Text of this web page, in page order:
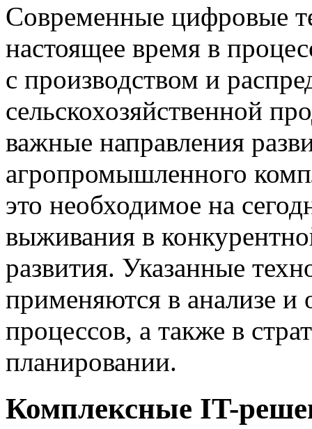
Современные цифровые
настоящее время в
с производством и
сельскохозяйственной
важные направления
агропромышленного
это необходимое на
выживания в
развития. Указанные
применяются в анализе
процессов, а также в
планировании.
Комплексные IT-